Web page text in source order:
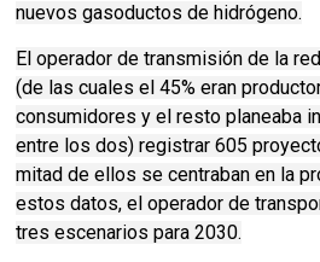
nuevos gasoductos de hidrógeno.
El operador de transmisión de la
(de las cuales el 45% eran
consumidores y el resto planeaba
entre los dos) registrar 605
mitad de ellos se centraban en la
estos datos, el operador de
tres escenarios para 2030.